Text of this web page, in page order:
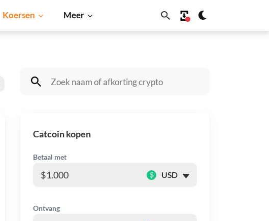
Koersen Meer
Dogecoin Solana BNB
Catcoin kopen
Betaal met
$
Ontvang